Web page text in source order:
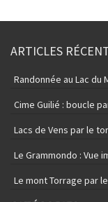
ARTICLES
Randonnée au Lac
Cime Guilié : boucle
Lacs de Vens par le
Le Grammondo : Vue
Le mont Torrage par